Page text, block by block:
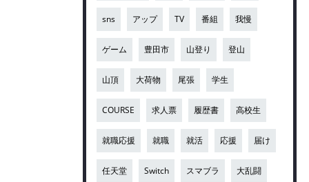
sns アップ TV 番組 我慢
ゲーム 豊田市 山登り 登山
山頂 大荷物 尾張 学生
COURSE 求人票 履歴書 高校生
就職応援 就職 就活 応援 届け
任天堂 Switch スマブラ 大乱闘